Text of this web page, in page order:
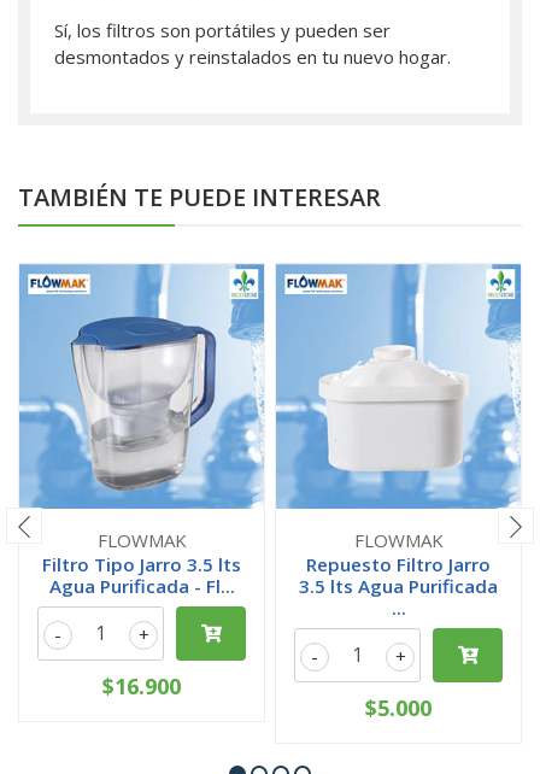
Sí, los filtros son portátiles y pueden ser
desmontados y reinstalados en tu nuevo hogar.
TAMBIÉN TE PUEDE INTERESAR
FLOWMAK
Filtro Tipo Jarro 3.5 lts
Agua Purificada - Fl...
+
-
$16.900
FLOWMAK
Repuesto Filtro Jarro
3.5 lts Agua Purificada
...
+
-
$5.000